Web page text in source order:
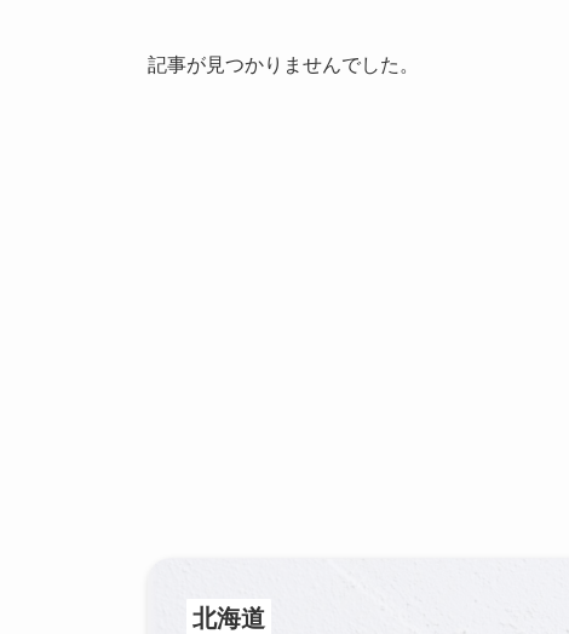
記事が見つかりませんでした。
北海道